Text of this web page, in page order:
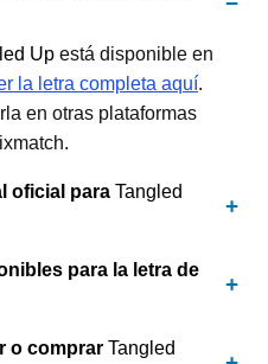
Up está disponible en
la letra completa aquí.
en otras plataformas
oficial para Tangled
para la letra de
o comprar Tangled